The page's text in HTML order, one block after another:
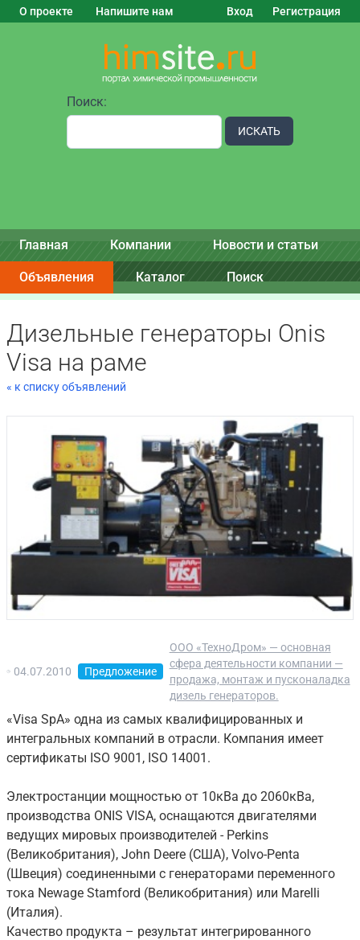
О проекте Напишите нам Вход Регистрация
Поиск:
ИСКАТЬ
Главная Компании Новости и статьи
Объявления Каталог Поиск
Дизельные генераторы Onis
Visa на раме
« к списку объявлений
04.07.2010 Предложение
ООО «ТехноДром» — основная
сфера деятельности компании —
продажа, монтаж и пусконаладка
дизель генераторов.
«Visa SpA» одна из самых квалифицированных и
интегральных компаний в отрасли. Компания имеет
сертификаты ISO 9001, ISO 14001.
Электростанции мощностью от 10кВа до 2060кВа,
производства ONIS VISA, оснащаются двигателями
ведущих мировых производителей - Perkins
(Великобритания), John Deere (США), Volvo-Penta
(Швеция) соединенными с генераторами переменного
тока Newage Stamford (Великобритания) или Marelli
(Италия).
Качество продукта – результат интегрированного